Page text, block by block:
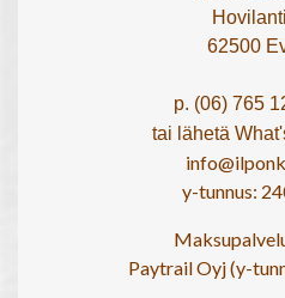
62500
p. (06) 765
tai lähetä
y-tunnus:
Paytrail Oyj (y-